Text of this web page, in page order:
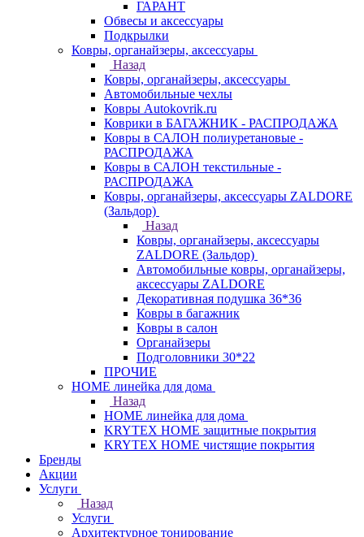
ГАРАНТ
Обвесы и аксессуары
Подкрылки
Ковры, органайзеры, аксессуары
Назад
Ковры, органайзеры, аксессуары
Автомобильные чехлы
Ковры Autokovrik.ru
Коврики в БАГАЖНИК - РАСПРОДАЖА
Ковры в САЛОН полиуретановые -
РАСПРОДАЖА
Ковры в САЛОН текстильные -
РАСПРОДАЖА
Ковры, органайзеры, аксессуары ZALDORE
(Зальдор)
Назад
Ковры, органайзеры, аксессуары
ZALDORE (Зальдор)
Автомобильные ковры, органайзеры,
аксессуары ZALDORE
Декоративная подушка 36*36
Ковры в багажник
Ковры в салон
Органайзеры
Подголовники 30*22
ПРОЧИЕ
HOME линейка для дома
Назад
HOME линейка для дома
KRYTEX HOME защитные покрытия
KRYTEX HOME чистящие покрытия
Бренды
Акции
Услуги
Назад
Услуги
Архитектурное тонирование